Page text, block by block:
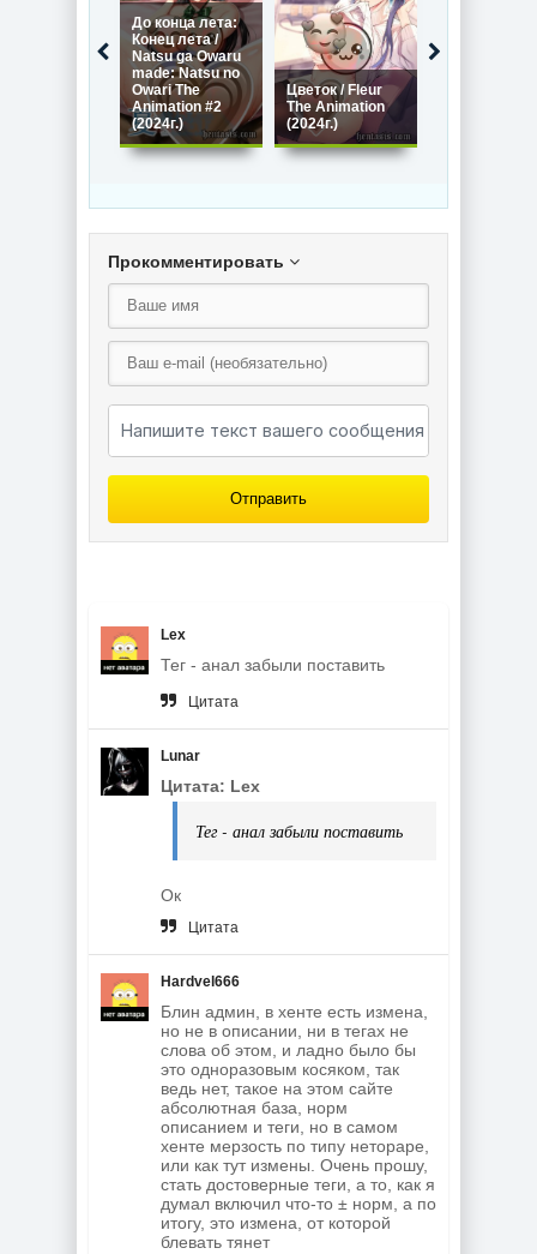
До конца лета:
Конец лета /
Natsu ga Owaru
made: Natsu no
Owari The
Animation #2
(2024г.)
Цветок / Fleur
The Animation
(2024г.)
Прокомментировать
Отправить
Lex
Тег - анал забыли поставить
Цитата
Lunar
Цитата: Lex
Тег - анал забыли поставить
Ок
Цитата
Hardvel666
Блин админ, в хенте есть измена,
но не в описании, ни в тегах не
слова об этом, и ладно было бы
это одноразовым косяком, так
ведь нет, такое на этом сайте
абсолютная база, норм
описанием и теги, но в самом
хенте мерзость по типу нетораре,
или как тут измены. Очень прошу,
стать достоверные теги, а то, как я
думал включил что-то ± норм, а по
итогу, это измена, от которой
блевать тянет